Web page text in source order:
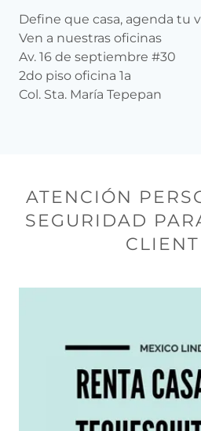
Define que casa, agenda tu
Ven a nuestras oficinas
Av. 16 de septiembre #30
2do piso oficina 1a
Col. Sta. María Tepepan
ATENCIÓN
SEGURIDAD